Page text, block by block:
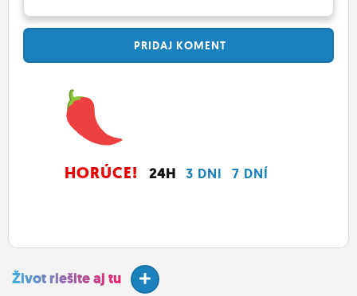
PRIDAJ KOMENT
HORÚCE! 24H 3 DNI 7 DNÍ
Život riešite aj tu